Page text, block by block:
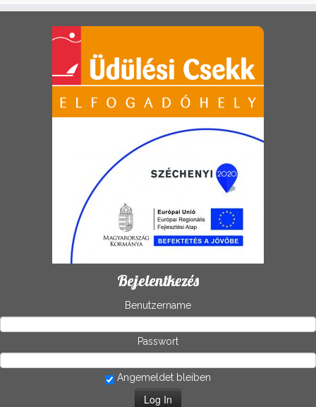
Bejelentkezés
Benutzername
Passwort
Angemeldet bleiben